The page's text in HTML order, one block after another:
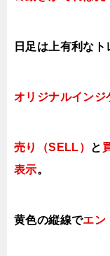
日足は上有利なト
オリジナルインジ
売り（SELL） と
表示。
黄色の縦線でエン